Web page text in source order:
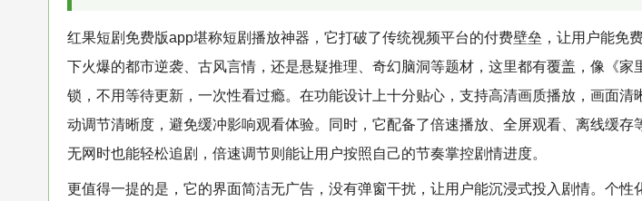
红果短剧免费版app堪称短剧播放神器，它打破了传统视频平台的付费壁垒，让用户能免
下火爆的都市逆袭、古风言情，还是悬疑推理、奇幻脑洞等题材，这里都有覆盖，像《家
锁，不用等待更新，一次性看过瘾。在功能设计上十分贴心，支持高清画质播放，画面清
动调节清晰度，避免缓冲影响观看体验。同时，它配备了倍速播放、全屏观看、离线缓存
无网时也能轻松追剧，倍速调节则能让用户按照自己的节奏掌控剧情进度。
更值得一提的是，它的界面简洁无广告，没有弹窗干扰，让用户能沉浸式投入剧情。个性